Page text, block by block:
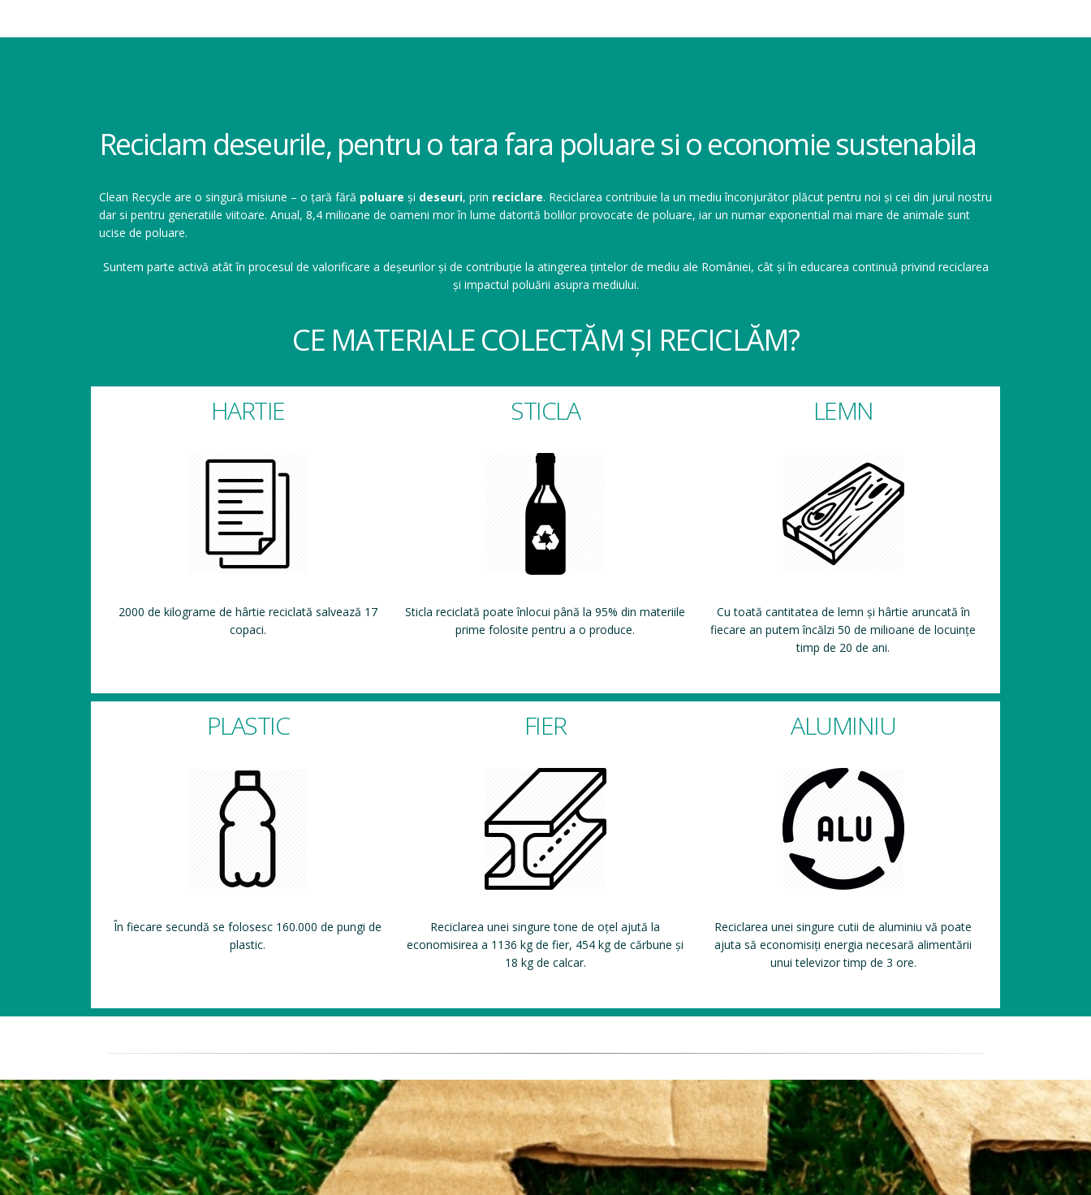
Reciclam deseurile, pentru o tara fara poluare si o economie sustenabila
Clean Recycle are o singură misiune – o țară fără poluare și deseuri, prin reciclare. Reciclarea contribuie la un mediu înconjurător plăcut pentru noi și cei din jurul nostru
dar si pentru generatiile viitoare. Anual, 8,4 milioane de oameni mor în lume datorită bolilor provocate de poluare, iar un numar exponential mai mare de animale sunt
ucise de poluare.
Suntem parte activă atât în procesul de valorificare a deșeurilor și de contribuție la atingerea țintelor de mediu ale României, cât și în educarea continuă privind reciclarea
și impactul poluării asupra mediului.
CE MATERIALE COLECTĂM ȘI RECICLĂM?
HARTIE
2000 de kilograme de hârtie reciclată salvează 17
copaci.
STICLA
Sticla reciclată poate înlocui până la 95% din materiile
prime folosite pentru a o produce.
LEMN
Cu toată cantitatea de lemn și hârtie aruncată în
fiecare an putem încălzi 50 de milioane de locuințe
timp de 20 de ani.
PLASTIC
În fiecare secundă se folosesc 160.000 de pungi de
plastic.
FIER
Reciclarea unei singure tone de oțel ajută la
economisirea a 1136 kg de fier, 454 kg de cărbune și
18 kg de calcar.
ALUMINIU
Reciclarea unei singure cutii de aluminiu vă poate
ajuta să economisiți energia necesară alimentării
unui televizor timp de 3 ore.